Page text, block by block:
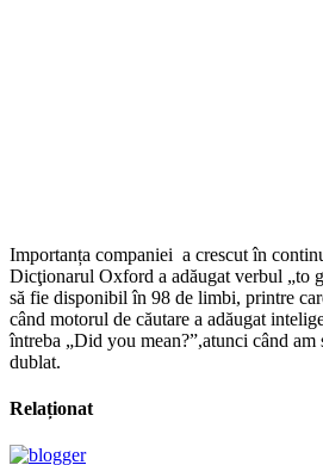
Importanța companiei a crescut în
Dicţionarul Oxford a adăugat verbul „to
să fie disponibil în 98 de limbi, printre
când motorul de căutare a adăugat
întreba „Did you mean?”,atunci când am
dublat.
Relaționat